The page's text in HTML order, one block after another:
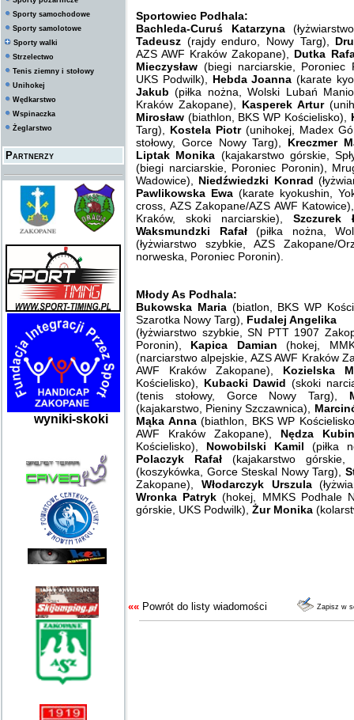
Sporty samochodowe
Sporty samolotowe
Sporty walki
Strzelectwo
Tenis ziemny i stołowy
Unihokej
Wędkarstwo
Wspinaczka
Żeglarstwo
Partnerzy
wyniki-skoki
Sportowiec Podhala:
Bachleda-Curuś Katarzyna
Tadeusz (rajdy enduro, Nowy Targ),
AZS AWF Kraków Zakopane), Dutka
Mieczysław (biegi narciarskie, Poroniec
UKS Podwilk), Hebda Joanna (karate
Jakub(piłka nożna, Wolski Lubań
Kraków Zakopane),
Kasperek Artur
Mirosław (biathlon, BKS WP Kościelisko),
Targ),
Kostela Piotr(unihokej, Madex
stołowy, Gorce Nowy Targ), Kreczmer
Liptak Monika (kajakarstwo górskie,
(biegi narciarskie, Poroniec Poronin),
Wadowice), Niedźwiedzki Konrad
Pawlikowska Ewa (karate kyokushin,
cross, AZS Zakopane/AZS AWF
Kraków, skoki narciarskie),
Waksmundzki Rafał (piłka nożna,
(łyżwiarstwo szybkie, AZS Zakopane/
norweska, Poroniec Poronin).
Młody As Podhala:
Bukowska Maria(biatlon, BKS WP
Szarotka Nowy Targ), Fudalej Angelika
(łyżwiarstwo szybkie, SN PTT 1907
Poronin), Kapica Damian(hokej,
(narciarstwo alpejskie, AZS AWF Kraków
AWF Kraków Zakopane), Kozielska
Kościelisko), Kubacki Dawid (skoki
(tenis stołowy, Gorce Nowy Targ),
(kajakarstwo, Pieniny Szczawnica),
Mąka Anna(biathlon, BKS WP
AWF Kraków Zakopane), Nędza
Kościelisko), Nowobilski Kamil (piłka
Polaczyk Rafał (kajakarstwo
(koszykówka, Gorce Steskal Nowy Targ),
Zakopane), Włodarczyk Urszula
Wronka Patryk (hokej, MMKS Podhale
górskie, UKS Podwilk), Żur Monika
«« Powrót do listy wiadomości Zapisz w